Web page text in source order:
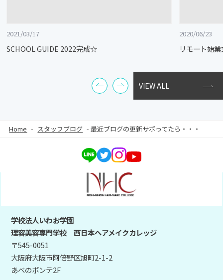
2021/03/17
SCHOOL GUIDE 2022完成☆
2020/06/23
リモート始
VIEW ALL
Home - スタッフブログ -最近ブログの更新サボってたら・・・
学校法人いわお学園
理容美容専門学校 西日本ヘアメイクカレッジ
〒545-0051
大阪府大阪市阿倍野区旭町2-1-2
あべのポンテ2F